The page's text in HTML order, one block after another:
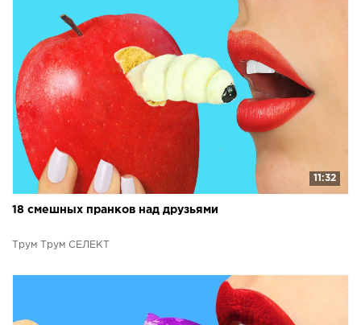
11:32
18 смешных пранков над друзьями
Трум Трум СЕЛЕКТ